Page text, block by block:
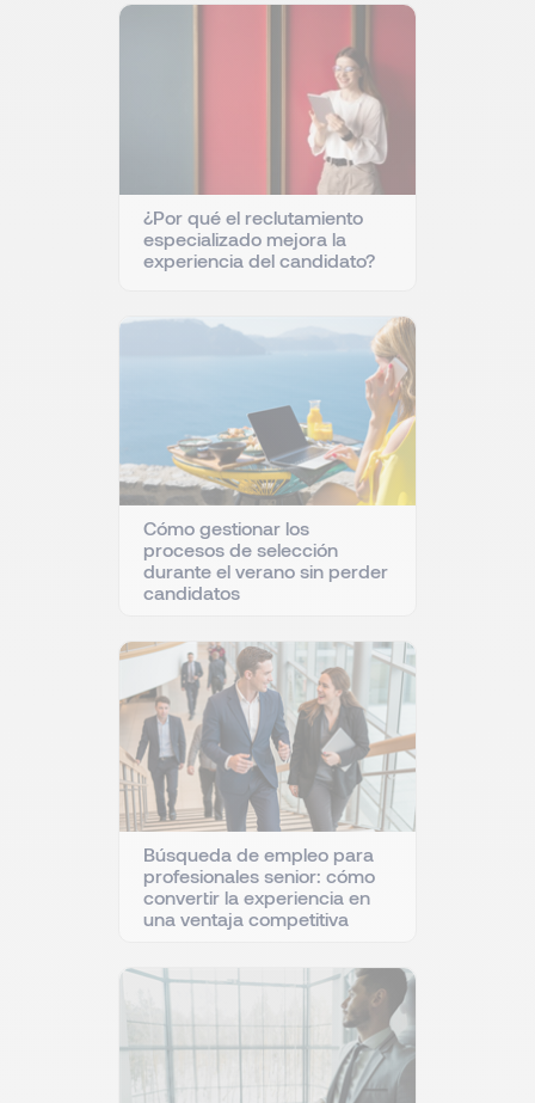
¿Por qué el reclutamiento
especializado mejora la
experiencia del candidato?
Cómo gestionar los
procesos de selección
durante el verano sin perder
candidatos
Búsqueda de empleo para
profesionales senior: cómo
convertir la experiencia en
una ventaja competitiva